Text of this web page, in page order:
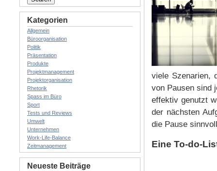
viele Szenarien,
von Pausen sind
effektiv genutzt
der nächsten
die Pause
Eine To-do-
Kategorien
Allgemein
Büroorganisation
Politik
Präsentation
Produkte
Projektmanagement
Projektorganisation
Rhetorik
Spass im Büro
Sport
Tests und Reviews
Umwelt
Unternehmen
Work-Life-Balance
Zeitmanagement
Neueste Beiträge